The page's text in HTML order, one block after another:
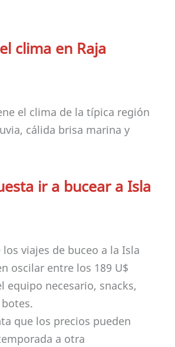
clima en Raja
el clima de la típica región
cálida brisa marina y
ir a bucear a Isla
los viajes de buceo a la Isla
oscilar entre los 189 U$
equipo necesario, snacks,
que los precios pueden
a otra